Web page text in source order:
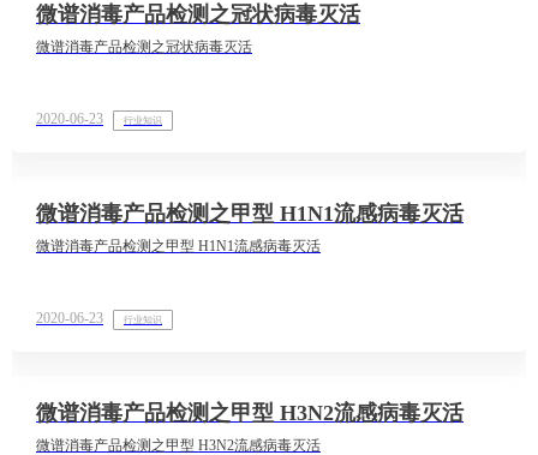
微谱消毒产品检测之冠状病毒灭活
微谱消毒产品检测之冠状病毒灭活
2020-06-23 行业知识
微谱消毒产品检测之甲型 H1N1流感病毒灭活
微谱消毒产品检测之甲型 H1N1流感病毒灭活
2020-06-23 行业知识
微谱消毒产品检测之甲型 H3N2流感病毒灭活
微谱消毒产品检测之甲型 H3N2流感病毒灭活